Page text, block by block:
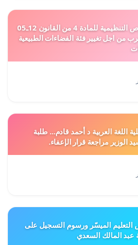
دعم ملف تفعيل النصوص التنظيمية للمادة 4 من القانون 12ـ05
من اجل تغيير فئة الفضاءات الطبيعية
اللغة العربية د أحمد قادم... طلبة
الوزير مراجعة قرار الإعفاء.
الميسّر ورسوم التسجيل على
عبد المالك السعدي